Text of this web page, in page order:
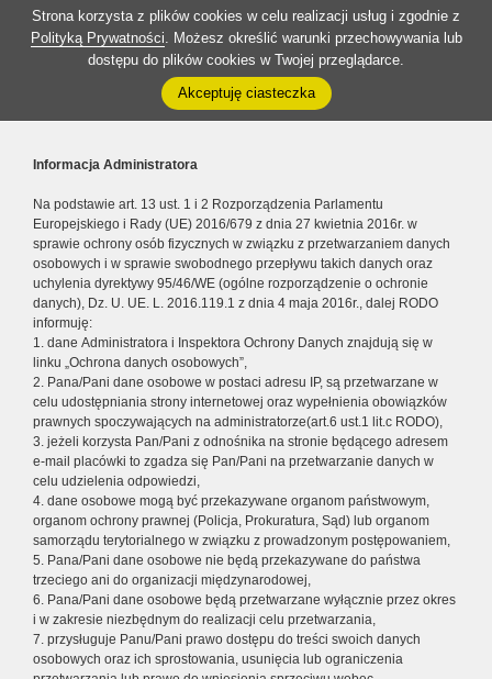
Strona korzysta z plików cookies w celu realizacji usług i zgodnie z
Polityką Prywatności. Możesz określić warunki przechowywania lub
dostępu do plików cookies w Twojej przeglądarce.
Akceptuję ciasteczka
Informacja Administratora
Na podstawie art. 13 ust. 1 i 2 Rozporządzenia Parlamentu
Europejskiego i Rady (UE) 2016/679 z dnia 27 kwietnia 2016r. w
sprawie ochrony osób fizycznych w związku z przetwarzaniem danych
osobowych i w sprawie swobodnego przepływu takich danych oraz
uchylenia dyrektywy 95/46/WE (ogólne rozporządzenie o ochronie
danych), Dz. U. UE. L. 2016.119.1 z dnia 4 maja 2016r., dalej RODO
informuję:
1. dane Administratora i Inspektora Ochrony Danych znajdują się w
linku „Ochrona danych osobowych”,
2. Pana/Pani dane osobowe w postaci adresu IP, są przetwarzane w
celu udostępniania strony internetowej oraz wypełnienia obowiązków
prawnych spoczywających na administratorze(art.6 ust.1 lit.c RODO),
3. jeżeli korzysta Pan/Pani z odnośnika na stronie będącego adresem
e-mail placówki to zgadza się Pan/Pani na przetwarzanie danych w
celu udzielenia odpowiedzi,
4. dane osobowe mogą być przekazywane organom państwowym,
organom ochrony prawnej (Policja, Prokuratura, Sąd) lub organom
samorządu terytorialnego w związku z prowadzonym postępowaniem,
5. Pana/Pani dane osobowe nie będą przekazywane do państwa
trzeciego ani do organizacji międzynarodowej,
6. Pana/Pani dane osobowe będą przetwarzane wyłącznie przez okres
i w zakresie niezbędnym do realizacji celu przetwarzania,
7. przysługuje Panu/Pani prawo dostępu do treści swoich danych
osobowych oraz ich sprostowania, usunięcia lub ograniczenia